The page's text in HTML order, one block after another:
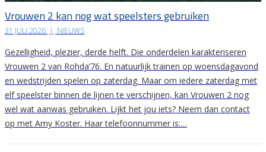
Vrouwen 2 kan nog wat speelsters gebruiken
31 JULI 2026 | NIEUWS
Gezelligheid, plezier, derde helft. Die onderdelen karakteriseren
Vrouwen 2 van Rohda’76. En natuurlijk trainen op woensdagavond
en wedstrijden spelen op zaterdag. Maar om iedere zaterdag met
elf speelster binnen de lijnen te verschijnen, kan Vrouwen 2 nog
wel wat aanwas gebruiken. Lijkt het jou iets? Neem dan contact
op met Amy Koster. Haar telefoonnummer is:…